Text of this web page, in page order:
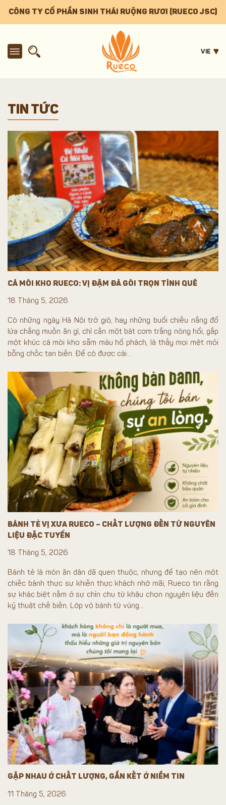
CÔNG TY CỔ PHẦN SINH THÁI RUỘNG RƯƠI (RUECO JSC)
VIE
TIN TỨC
CÁ MÒI KHO RUECO: VỊ ĐẬM ĐÀ GÓI TRỌN TÌNH QUÊ
18 Tháng 5, 2026
Có những ngày Hà Nội trở gió, hay những buổi chiều nắng đổ
lửa chẳng muốn ăn gì, chỉ cần một bát cơm trắng nóng hổi, gắp
một khúc cá mòi kho sẫm màu hổ phách, là thấy mọi mệt mỏi
bỗng chốc tan biến. Để có được cái...
BÁNH TẺ VỊ XƯA RUECO – CHẤT LƯỢNG ĐẾN TỪ NGUYÊN
LIỆU ĐẶC TUYỂN
18 Tháng 5, 2026
Bánh tẻ là món ăn dân dã quen thuộc, nhưng để tạo nên một
chiếc bánh thực sự khiến thực khách nhớ mãi, Rueco tin rằng
sự khác biệt nằm ở sự chỉn chu từ khâu chọn nguyên liệu đến
kỹ thuật chế biến. Lớp vỏ bánh từ vùng...
GẶP NHAU Ở CHẤT LƯỢNG, GẮN KẾT Ở NIỀM TIN
11 Tháng 5, 2026